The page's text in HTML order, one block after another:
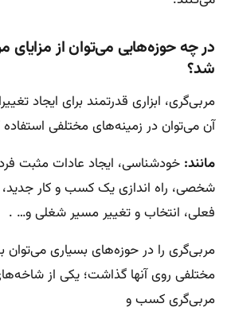
در چه حوزه‌هایی می‌توان از مزایای
شد؟
مربی‌گری، ابزاری قدرتمند برای ایجاد
آن می‌توان در زمینه‌های مختلفی استفاده
مانند: خود‌شناسی، ایجاد عادات مثبت
شخصی، راه اندازی یک کسب و کار
فعلی، انتخاب و تغییر مسیر شغلی و… .
مربی‌گری را در حوزه‌های بسیاری می‌توان
مختلفی روی آنها گذاشت؛ یکی از
مربی‌گری کسب و